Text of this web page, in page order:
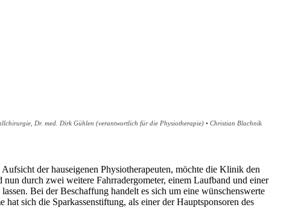
Dr. med. Dirk Gühlen (verantwortlich für die Physiotherapie) • Christian Blachnik
der hauseigenen Physiotherapeuten, möchte die Klinik den
durch zwei weitere Fahrradergometer, einem Laufband und einer
Bei der Beschaffung handelt es sich um eine wünschenswerte
sich die Sparkassenstiftung, als einer der Hauptsponsoren des